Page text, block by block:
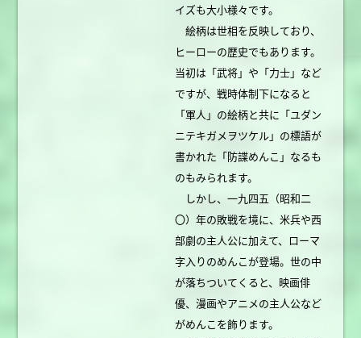
イズも大小様々です。
絵柄は世相を反映しており、
ヒーローの歴史でもあります。
当初は「武将」や「力士」など
ですが、戦時体制下になると
「軍人」の絵柄と共に「ユダン
ニテキガメヲツケル」の標語が
書かれた「防諜めんこ」なるも
のもみられます。
しかし、一九四五（昭和二
〇）年の敗戦を境に、米兵や西
部劇の主人公に加えて、ローマ
字入りのめんこが登場。世の中
が落ちついてくると、映画俳
優、漫画やアニメの主人公など
がめんこを飾ります。